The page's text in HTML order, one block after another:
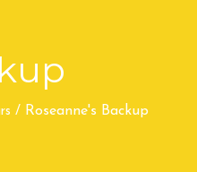
/ Roseanne's Backup